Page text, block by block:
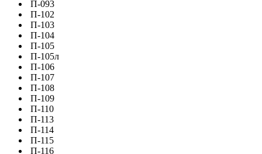
П-093
П-102
П-103
П-104
П-105
П-105л
П-106
П-107
П-108
П-109
П-110
П-113
П-114
П-115
П-116